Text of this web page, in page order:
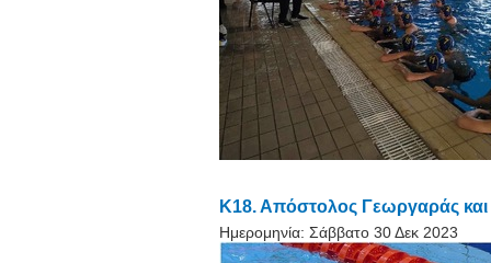
Κ18. Απόστολος Γεωργαράς
Ημερομηνία: Σάββατο 30 Δεκ 2023